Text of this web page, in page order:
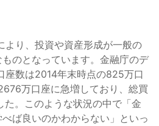
より、投資や資産形成が一般の
のとなっています。金融庁のデ
座数は2014年末時点の825万口
万口座に急増しており、総買
。このような状況の中で「金
ば良いのかわからない」といっ